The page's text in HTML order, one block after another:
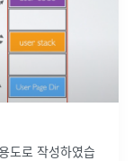
도로 작성하였습